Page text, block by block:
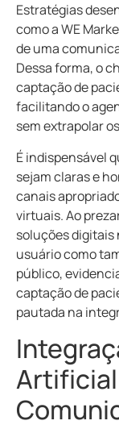
Estratégias
como a WE
de uma
Dessa forma, o
captação de
facilitando o
sem extrapolar
É indispensável
sejam claras e
canais
virtuais. Ao
soluções digitais
usuário como
público,
captação de
pautada na
Artificial